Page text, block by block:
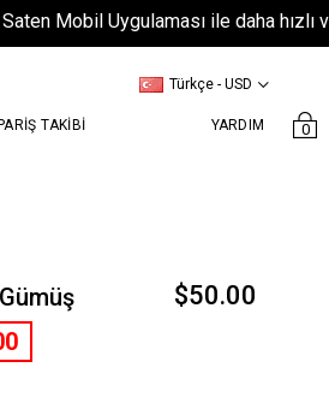
Mobil Uygulaması ile daha hızlı ve
YARDIM
Türkçe - USD
0
TAKİBİ
$50.00